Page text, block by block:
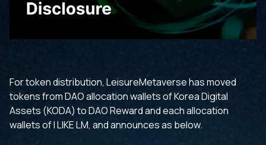
For token distribution, LeisureMetaverse has moved
tokens from DAO allocation wallets of Korea Digital
Assets (KODA) to DAO Reward and each allocation
wallets of I LIKE LM, and announces as below.